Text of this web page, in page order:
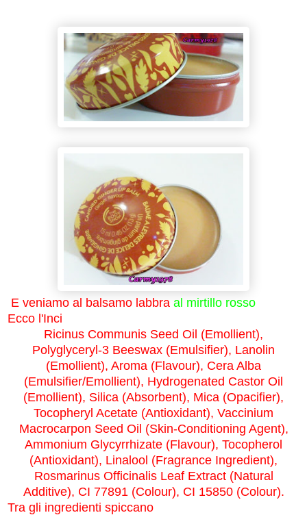
E veniamo al balsamo labbra al mirtillo rosso
Ecco l'Inci
Ricinus Communis Seed Oil (Emollient),
Polyglyceryl-3 Beeswax (Emulsifier), Lanolin
(Emollient), Aroma (Flavour), Cera Alba
(Emulsifier/Emollient), Hydrogenated Castor Oil
(Emollient), Silica (Absorbent), Mica (Opacifier),
Tocopheryl Acetate (Antioxidant), Vaccinium
Macrocarpon Seed Oil (Skin-Conditioning Agent),
Ammonium Glycyrrhizate (Flavour), Tocopherol
(Antioxidant), Linalool (Fragrance Ingredient),
Rosmarinus Officinalis Leaf Extract (Natural
Additive), CI 77891 (Colour), CI 15850 (Colour).
Tra gli ingredienti spiccano